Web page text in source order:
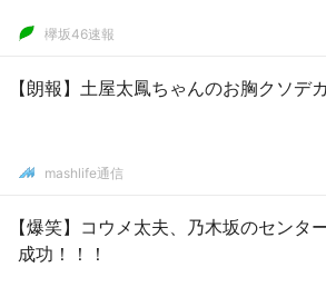
欅坂46速報
【朗報】土屋太鳳ちゃんのお胸クソデ
mashlife通信
【爆笑】コウメ太夫、乃木坂のセンタ
成功！！！